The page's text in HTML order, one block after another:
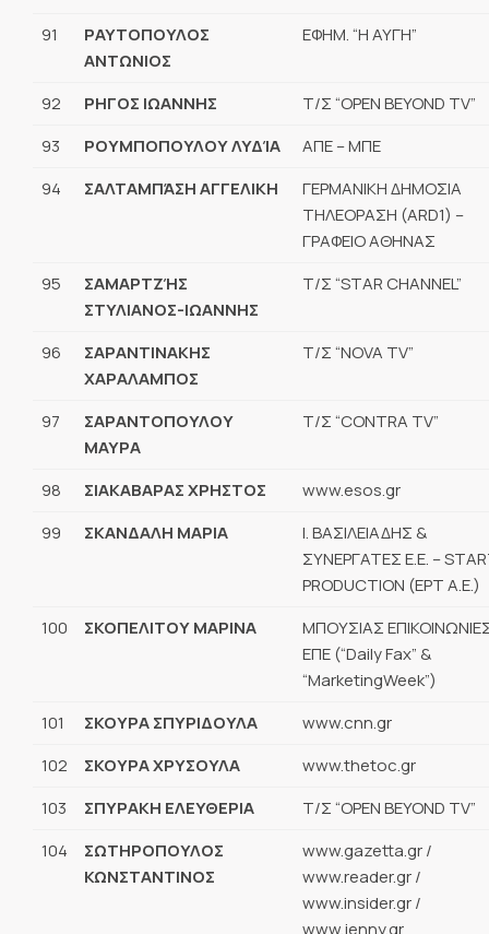
91
ΡΑΥΤΟΠΟΥΛΟΣ
ΑΝΤΩΝΙΟΣ
ΕΦΗΜ. “Η ΑΥΓΗ”
92 ΡΗΓΟΣ ΙΩΑΝΝΗΣ
Τ/Σ “OPEN BEYOND TV”
93
ΡΟΥΜΠΟΠΟΥΛΟΥ ΛΥΔΊΑ
ΑΠΕ – ΜΠΕ
94
ΣΑΛΤΑΜΠΆΣΗ ΑΓΓΕΛΙΚΗ
ΓΕΡΜΑΝΙΚΗ ΔΗΜΟΣΙΑ
ΤΗΛΕΟΡΑΣΗ (ARD1) –
ΓΡΑΦΕΙΟ ΑΘΗΝΑΣ
95
ΣΑΜΑΡΤΖΉΣ
ΣΤΥΛΙΑΝΟΣ-ΙΩΑΝΝΗΣ
Τ/Σ “STAR CHANNEL”
96
ΣΑΡΑΝΤΙΝΑΚΗΣ
ΧΑΡΑΛΑΜΠΟΣ
Τ/Σ “NOVA TV”
97
ΣΑΡΑΝΤΟΠΟΥΛΟΥ
ΜΑΥΡΑ
Τ/Σ “CONTRA TV”
98 ΣΙΑΚΑΒΑΡΑΣ ΧΡΗΣΤΟΣ
www.esos.gr
99
ΣΚΑΝΔΑΛΗ ΜΑΡΙΑ
Ι. ΒΑΣΙΛΕΙΑΔΗΣ &
ΣΥΝΕΡΓΑΤΕΣ Ε.Ε. –
PRODUCTION (ΕΡΤ Α.Ε.)
100
ΣΚΟΠΕΛΙΤΟΥ ΜΑΡΙΝΑ
ΜΠΟΥΣΙΑΣ
ΕΠΕ (“Daily Fax” &
“MarketingWeek”)
101
ΣΚΟΥΡΑ ΣΠΥΡΙΔΟΥΛΑ
www.cnn.gr
102
ΣΚΟΥΡΑ ΧΡΥΣΟΥΛΑ
www.thetoc.gr
103
ΣΠΥΡΑΚΗ ΕΛΕΥΘΕΡΙΑ
Τ/Σ “OPEN BEYOND TV”
104
ΣΩΤΗΡΟΠΟΥΛΟΣ
ΚΩΝΣΤΑΝΤΙΝΟΣ
www.gazetta.gr /
www.reader.gr /
www.insider.gr /
www.jenny.gr